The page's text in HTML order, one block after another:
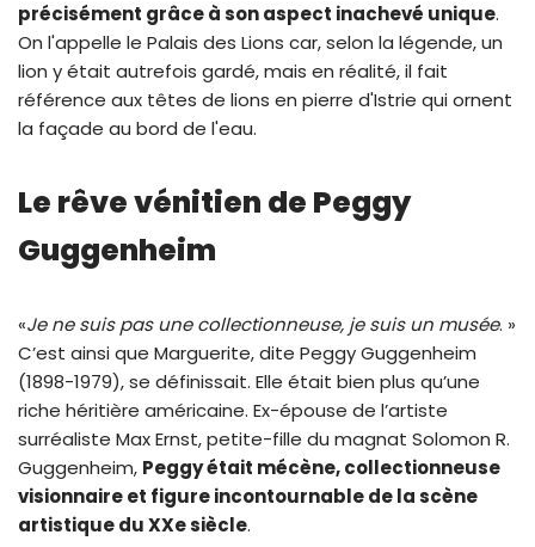
précisément grâce à son aspect inachevé unique.
On l'appelle le Palais des Lions car, selon la légende, un
lion y était autrefois gardé, mais en réalité, il fait
référence aux têtes de lions en pierre d'Istrie qui ornent
la façade au bord de l'eau.
Le rêve vénitien de Peggy
Guggenheim
«Je ne suis pas une collectionneuse, je suis un musée. »
C’est ainsi que Marguerite, dite Peggy Guggenheim
(1898-1979), se définissait. Elle était bien plus qu’une
riche héritière américaine. Ex-épouse de l’artiste
surréaliste Max Ernst, petite-fille du magnat Solomon R.
Guggenheim, Peggy était mécène, collectionneuse
visionnaire et figure incontournable de la scène
artistique du XXe siècle.